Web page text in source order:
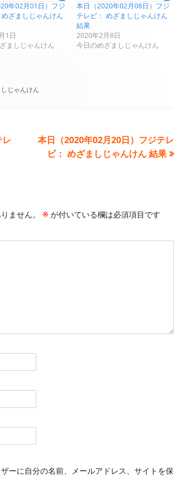
年02月01日）フジ
ざましじゃんけん
1日
ましじゃんけん
本日（2020年02月08日）フジ
テレビ： めざましじゃんけん
結果
2020年2月8日
今日のめざましじゃんけん
じゃんけん
次
本日（2020年02月20日）フジテレ
ビ： めざましじゃんけん 結果
ません。 ※ が付いている欄は必須項目です
ーに自分の名前、メールアドレス、サイトを保